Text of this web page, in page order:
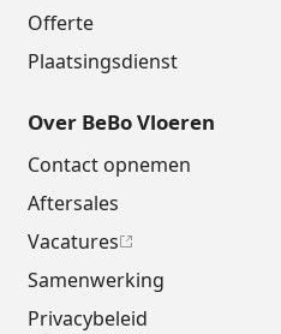
Offerte
Plaatsingsdienst
Over BeBo Vloeren
Contact opnemen
Aftersales
Vacatures
Samenwerking
Privacybeleid